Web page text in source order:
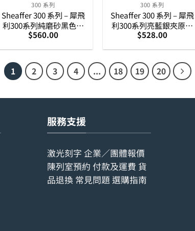
300 系列
Sheaffer 300 系列 – 犀飛
利300系列純磨砂黑色原
子筆連A5記事本套庄
$560.00
300 系列
Sheaffer 300 系列 – 犀飛
利300系列亮藍銀夾原子
筆 (E2934151)
$528.00
1 2 3 4 ... 18 19 20
服務支援
激光刻字 企業／團體報價
陳列室預約 付款及運費 貨
品退換 常見問題 選購指南